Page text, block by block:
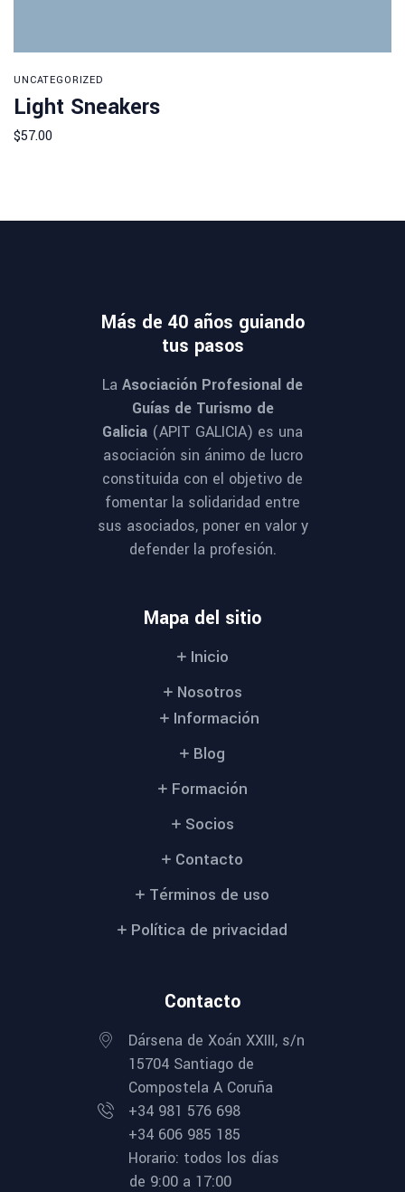
UNCATEGORIZED
Light Sneakers
$57.00
Más de 40 años guiando
tus pasos
La Asociación Profesional de
Guías de Turismo de
Galicia (APIT GALICIA) es una
asociación sin ánimo de lucro
constituida con el objetivo de
fomentar la solidaridad entre
sus asociados, poner en valor y
defender la profesión.
Mapa del sitio
Inicio
Nosotros
Información
Blog
Formación
Socios
Contacto
Términos de uso
Política de privacidad
Contacto
Dársena de Xoán XXIII, s/n
15704 Santiago de
Compostela A Coruña
+34 981 576 698
+34 606 985 185
Horario: todos los días
de 9:00 a 17:00